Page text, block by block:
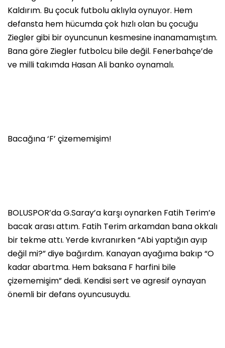
Kaldırım. Bu çocuk futbolu aklıyla oynuyor. Hem
defansta hem hücumda çok hızlı olan bu çocuğu
Ziegler gibi bir oyuncunun kesmesine inanamamıştım.
Bana göre Ziegler futbolcu bile değil. Fenerbahçe’de
ve milli takımda Hasan Ali banko oynamalı.
Bacağına ‘F’ çizememişim!
BOLUSPOR’da G.Saray’a karşı oynarken Fatih Terim’e
bacak arası attım. Fatih Terim arkamdan bana okkalı
bir tekme attı. Yerde kıvranırken “Abi yaptığın ayıp
değil mi?” diye bağırdım. Kanayan ayağıma bakıp “O
kadar abartma. Hem baksana F harfini bile
çizememişim” dedi. Kendisi sert ve agresif oynayan
önemli bir defans oyuncusuydu.